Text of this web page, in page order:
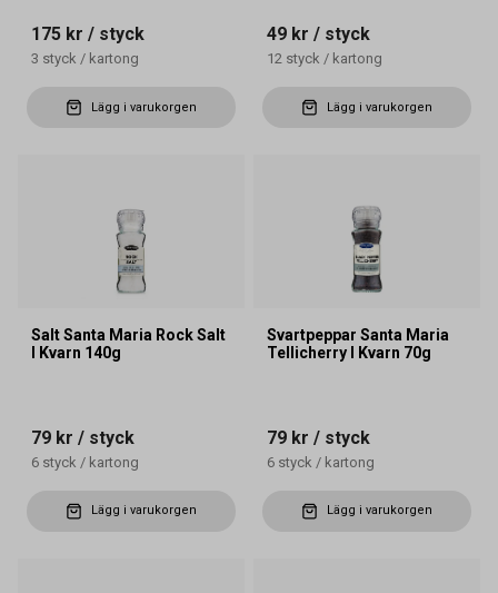
175 kr / styck
3 styck / kartong
Lägg i varukorgen
49 kr / styck
12 styck / kartong
Lägg i varukorgen
Salt Santa Maria Rock Salt
I Kvarn 140g
79 kr / styck
6 styck / kartong
Lägg i varukorgen
Svartpeppar Santa Maria
Tellicherry I Kvarn 70g
79 kr / styck
6 styck / kartong
Lägg i varukorgen